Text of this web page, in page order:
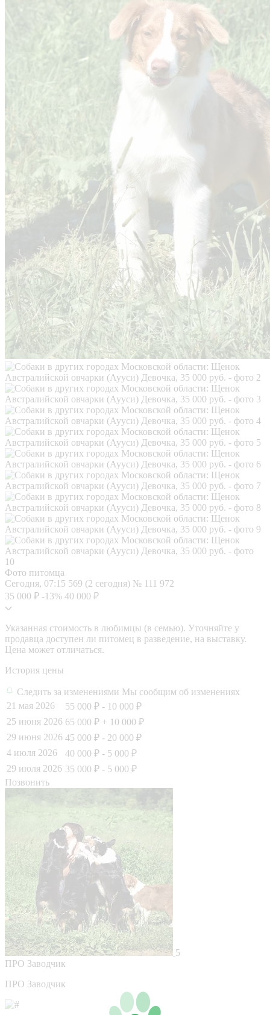
Фото питомца
Сегодня, 07:15 569 (2 сегодня) № 111 972
35 000 ₽ -13% 40 000 ₽
Указанная стоимость в любимцы (в семью). Уточняйте у
продавца доступен ли питомец в разведение, на выставку.
Цена может отличаться.
История цены
Следить за изменениями Мы сообщим об изменениях
21 мая 2026
55 000 ₽ - 10 000 ₽
25 июня 2026 65 000 ₽ + 10 000 ₽
29 июня 2026 45 000 ₽ - 20 000 ₽
4 июля 2026
40 000 ₽ - 5 000 ₽
29 июля 2026 35 000 ₽ - 5 000 ₽
Позвонить
5
ПРО Заводчик
ПРО Заводчик